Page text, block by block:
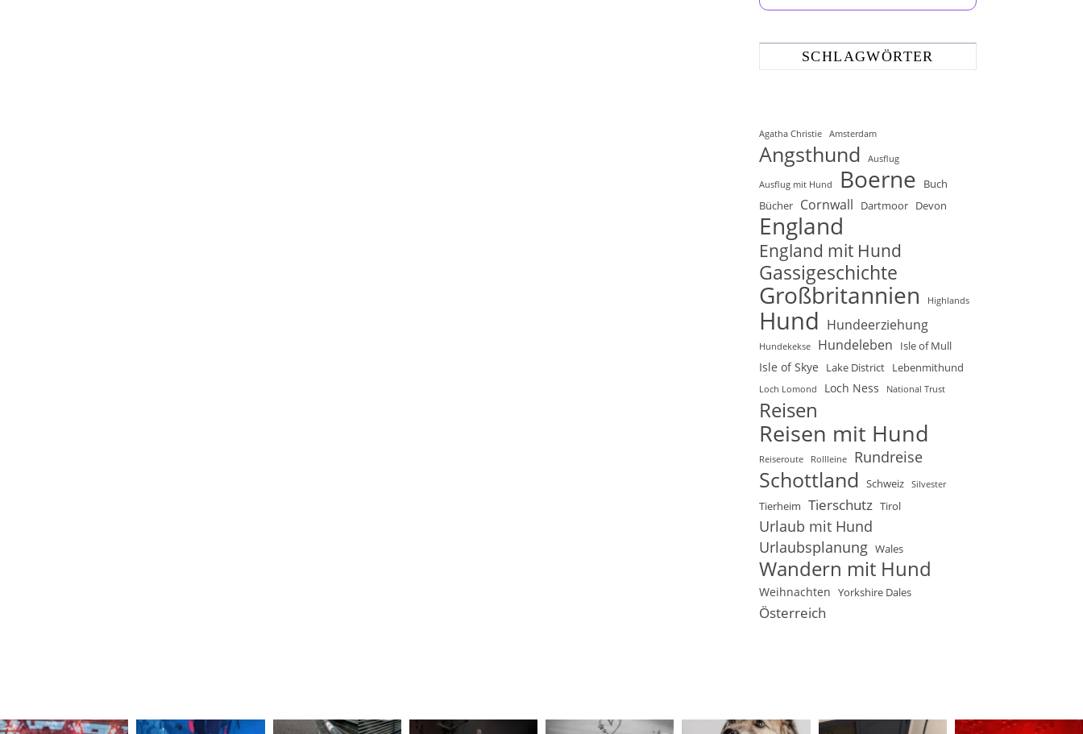
SCHLAGWÖRTER
Agatha Christie Amsterdam
Angsthund Ausflug
Ausflug mit Hund Boerne
Buch
Bücher Cornwall Dartmoor Devon
England
England mit Hund
Gassigeschichte
Großbritannien Highlands
Hund Hundeerziehung
Hundekekse Hundeleben Isle of Mull
Isle of Skye Lake District Lebenmithund
Loch Lomond Loch Ness National Trust
Reisen
Reisen mit Hund
Reiseroute Rollleine Rundreise
Schottland Schweiz Silvester
Tierheim Tierschutz Tirol
Urlaub mit Hund
Urlaubsplanung Wales
Wandern mit Hund
Weihnachten Yorkshire Dales
Österreich